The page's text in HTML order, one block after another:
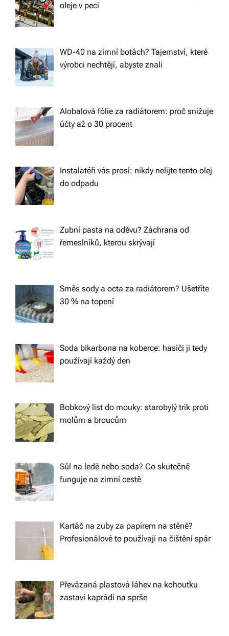
oleje v peci
WD-40 na zimní botách? Tajemství, které
výrobci nechtějí, abyste znali
Alobalová fólie za radiátorem: proč snižuje
účty až o 30 procent
Instalatéři vás prosí: nikdy nelijte tento olej
do odpadu
Zubní pasta na oděvu? Záchrana od
řemeslníků, kterou skrývají
Směs sody a octa za radiátorem? Ušetříte
30 % na topení
Soda bikarbona na koberce: hasiči ji tedy
používají každý den
Bobkový list do mouky: starobylý trik proti
molům a broucům
Sůl na ledě nebo soda? Co skutečně
funguje na zimní cestě
Kartáč na zuby za papírem na stěně?
Profesionálové to používají na čištění spár
Převázaná plastová láhev na kohoutku
zastaví kaprádí na sprše